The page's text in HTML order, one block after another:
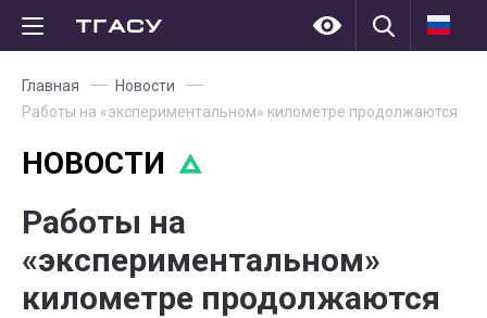
Главная
Новости
Работы на «экспериментальном» километре продолжаются
НОВОСТИ
Работы на
«экспериментальном»
километре продолжаются